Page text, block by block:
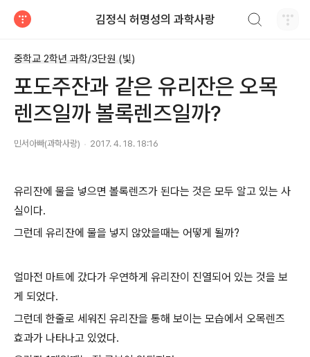
김정식 허명성의 과학사랑
중학교 2학년 과학/3단원 (빛)
포도주잔과 같은 유리잔은 오목
렌즈일까 볼록렌즈일까?
민서아빠(과학사랑) 2017. 4. 18. 18:16
유리잔에 물을 넣으면 볼록렌즈가 된다는 것은 모두 알고 있는 사
실이다.
그런데 유리잔에 물을 넣지 않았을때는 어떻게 될까?
얼마전 마트에 갔다가 우연하게 유리잔이 진열되어 있는 것을 보
게 되었다.
그런데 한줄로 세워진 유리잔을 통해 보이는 모습에서 오목렌즈
효과가 나타나고 있었다.